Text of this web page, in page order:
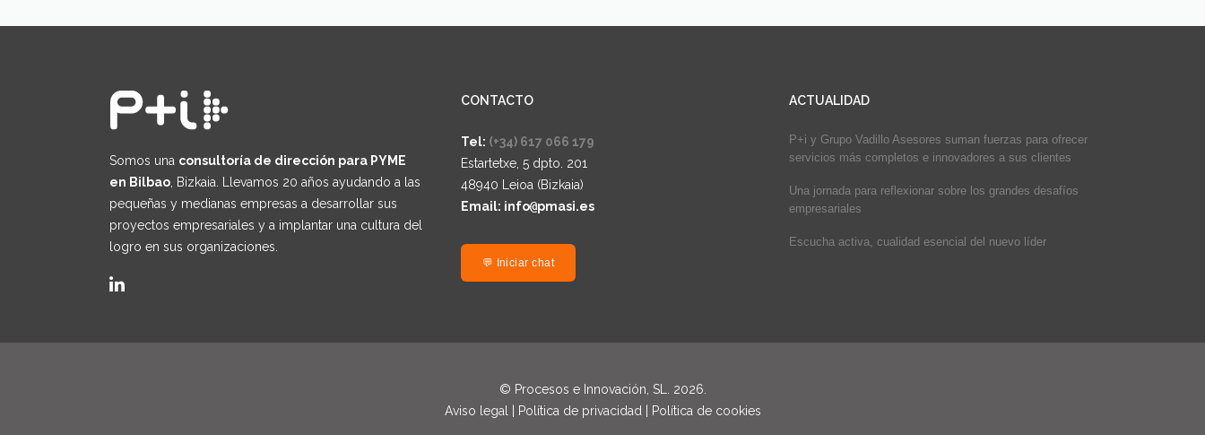
Somos una consultoría de dirección para PYME
en Bilbao , Bizkaia. Llevamos 20 años ayudando a las
pequeñas y medianas empresas a desarrollar sus
proyectos empresariales y a implantar una cultura del
logro en sus organizaciones.
CONTACTO
Tel: (+34) 617 066 179
Estartetxe, 5 dpto. 201
48940 Leioa (Bizkaia)
Email: info@pmasi.es
💬 Iniciar chat
ACTUALIDAD
P+i y Grupo Vadillo Asesores suman fuerzas para ofrecer
servicios más completos e innovadores a sus clientes
Una jornada para reflexionar sobre los grandes desafíos
empresariales
Escucha activa, cualidad esencial del nuevo líder
© Procesos e Innovación, SL. 2026.
Aviso legal
Política de privacidad Política de cookies